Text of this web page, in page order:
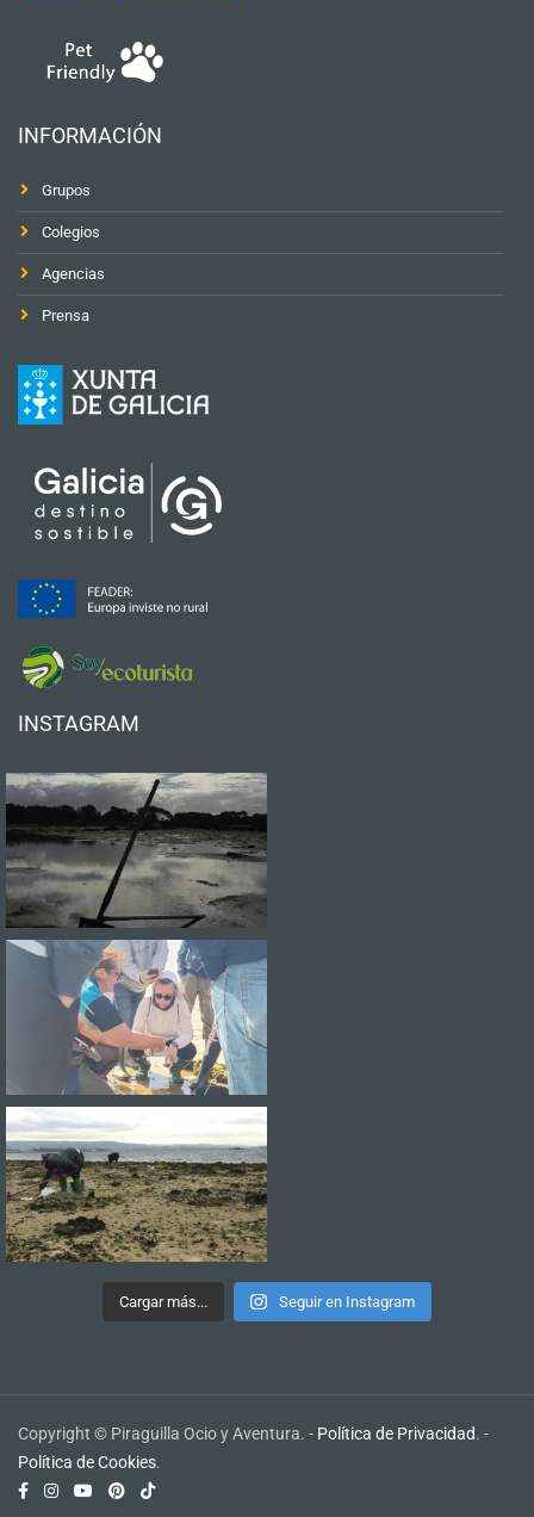
INFORMACIÓN
Grupos
Colegios
Agencias
Prensa
INSTAGRAM
Cargar más... Seguir en Instagram
Copyright © Piraguilla Ocio y Aventura. - Política de Privacidad. -
Política de Cookies.